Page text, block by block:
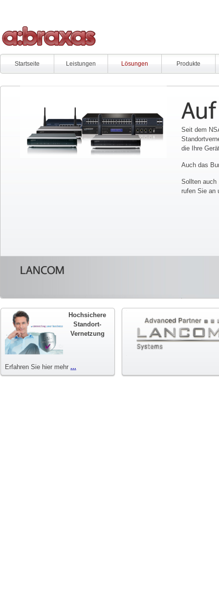
Startseite Leistungen Lösungen Produkte
Seit dem
die Ihre
Auch das
Sollten auch
rufen Sie an
LANCOM
Hochsichere
Standort-
Vernetzung
Erfahren Sie hier mehr ...